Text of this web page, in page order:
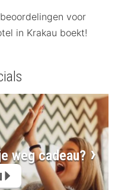
voor
in Krakau boekt!
weg cadeau?